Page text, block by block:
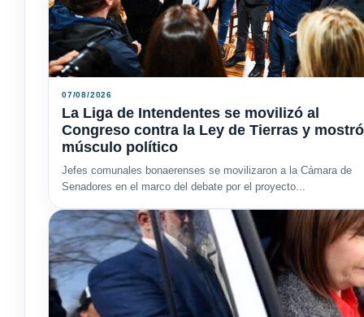
07/08/2026
La Liga de Intendentes se movilizó al
Congreso contra la Ley de Tierras y mostró
músculo político
Jefes comunales bonaerenses se movilizaron a la Cámara de
Senadores en el marco del debate por el proyecto...